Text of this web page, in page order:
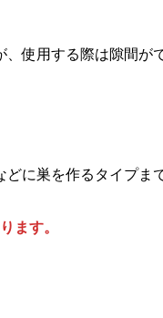
使用する際は隙間が
に巣を作るタイプま
ます。